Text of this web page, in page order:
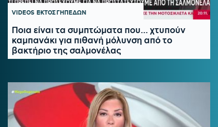
VIDEOS ΕΚΤΟΣ ΓΗΠΕΔΩΝ
Ποια είναι τα συμπτώματα που... χτυπούν
καμπανάκι για πιθανή μόλυνση από το
βακτήριο της σαλμονέλας